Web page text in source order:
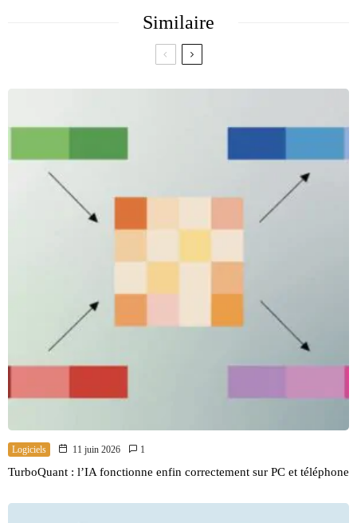
Similaire
Logiciels 11 juin 2026 1
TurboQuant : l’IA fonctionne enfin correctement sur PC et téléphone